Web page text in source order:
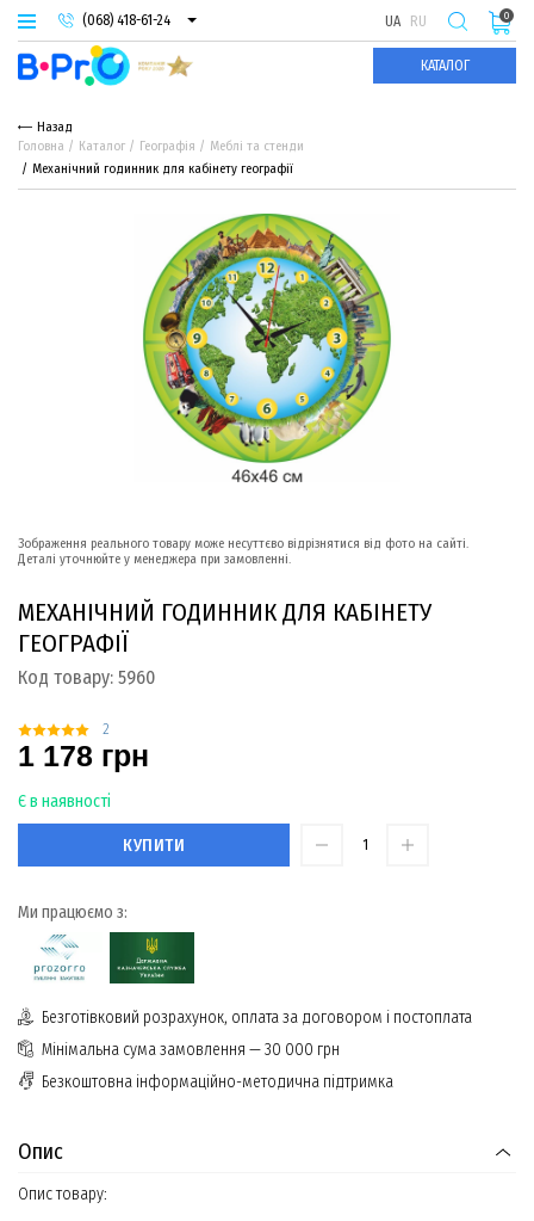
(068) 418-61-24
(093) 974-66-94
(095) 987-29-55
UA RU
КАТАЛОГ
0
Назад
Головна
Каталог Географія
Меблі та стенди
Механічний годинник для кабінету географії
Зображення реального товару може несуттєво відрізнятися від фото на сайті.
Деталі уточнюйте у менеджера при замовленні.
МЕХАНІЧНИЙ ГОДИННИК ДЛЯ КАБІНЕТУ
ГЕОГРАФІЇ
Код товару: 5960
2
1 178 грн
Є в наявності
КУПИТИ
Ми працюємо з:
Безготівковий розрахунок, оплата за договором і постоплата
Мінімальна сума замовлення — 30 000 грн
Безкоштовна інформаційно-методична підтримка
Опис
Опис товару: